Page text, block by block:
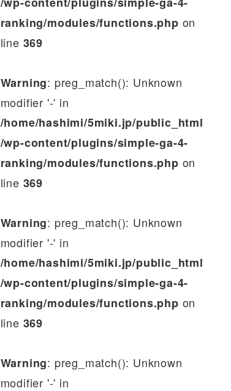
ranking/modules/functions.php on
line 369
Warning: preg_match(): Unknown
modifier '-' in
/home/hashimi/5miki.jp/public_html
/wp-content/plugins/simple-ga-4-
ranking/modules/functions.php on
line 369
Warning: preg_match(): Unknown
modifier '-' in
/home/hashimi/5miki.jp/public_html
/wp-content/plugins/simple-ga-4-
ranking/modules/functions.php on
line 369
Warning: preg_match(): Unknown
modifier '-' in